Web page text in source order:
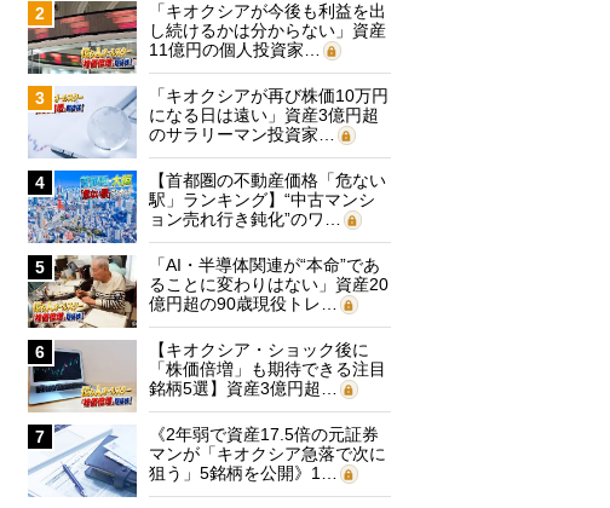
2
「キオクシアが今後も利益を出
し続けるかは分からない」資産
11億円の個人投資家…
3
「キオクシアが再び株価10万円
になる日は遠い」資産3億円超
のサラリーマン投資家…
4
【首都圏の不動産価格「危ない
駅」ランキング】“中古マンシ
ョン売れ行き鈍化”のワ…
5
「AI・半導体関連が“本命”であ
ることに変わりはない」資産20
億円超の90歳現役トレ…
6
【キオクシア・ショック後に
「株価倍増」も期待できる注目
銘柄5選】資産3億円超…
7
《2年弱で資産17.5倍の元証券
マンが「キオクシア急落で次に
狙う」5銘柄を公開》1…